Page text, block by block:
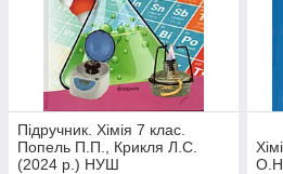
Підручник. Хімія 7 клас.
Попель П.П., Крикля Л.С.
(2024 р.) НУШ